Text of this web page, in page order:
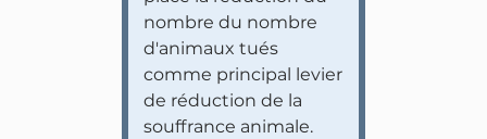
nombre du nombre
d'animaux tués
comme principal levier
de réduction de la
souffrance animale.